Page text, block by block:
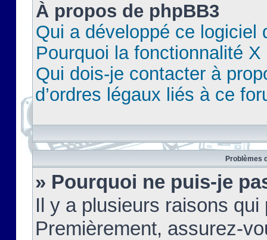
À propos de phpBB3
Qui a développé ce logiciel
Pourquoi la fonctionnalité X
Qui dois-je contacter à
d’ordres légaux liés à ce
Problèmes
» Pourquoi ne puis-je
Il y a plusieurs raisons
Premièrement, assurez-